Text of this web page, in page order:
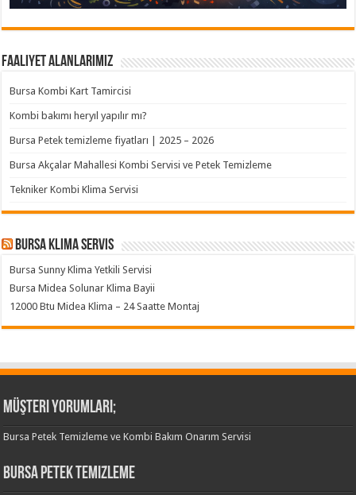
Faaliyet Alanlarımız
Bursa Kombi Kart Tamircisi
Kombi bakımı heryıl yapılır mı?
Bursa Petek temizleme fiyatları | 2025 – 2026
Bursa Akçalar Mahallesi Kombi Servisi ve Petek Temizleme
Tekniker Kombi Klima Servisi
Bursa klima servis
Bursa Sunny Klima Yetkili Servisi
Bursa Midea Solunar Klima Bayii
12000 Btu Midea Klima – 24 Saatte Montaj
Müşteri Yorumları;
Bursa Petek Temizleme ve Kombi Bakım Onarım Servisi
Bursa Petek Temizleme